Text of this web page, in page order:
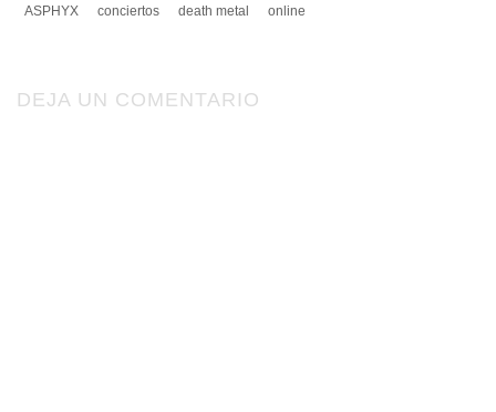
ASPHYX conciertos death metal online
DEJA UN COMENTARIO